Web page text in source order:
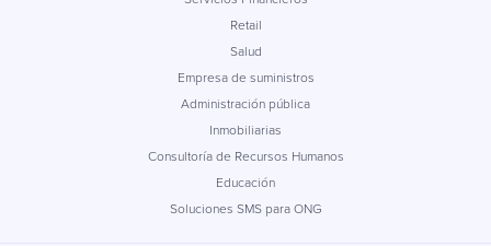
Retail
Salud
Empresa de suministros
Administración pública
Inmobiliarias
Consultoría de Recursos Humanos
Educación
Soluciones SMS para ONG